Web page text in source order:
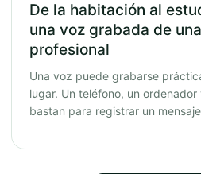
De la habitación al
una voz grabada de
profesional
Una voz puede grabarse
lugar. Un teléfono, un
bastan para registrar un